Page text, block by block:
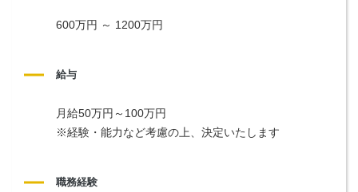
600万円 ～ 1200万円
給与
月給50万円～100万円
※経験・能力など考慮の上、決定いたします
職務経験